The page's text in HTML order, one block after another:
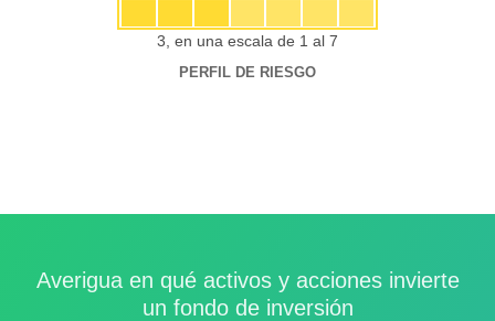
3, en una escala de 1 al 7
PERFIL DE RIESGO
Averigua en qué activos y acciones invierte
un fondo de inversión